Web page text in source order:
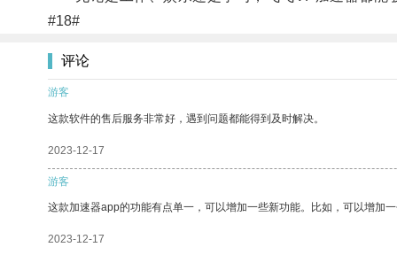
#18#
评论
游客
这款软件的售后服务非常好，遇到问题都能得到及时解决。
2023-12-17
游客
这款加速器app的功能有点单一，可以增加一些新功能。比如，可以增加
2023-12-17